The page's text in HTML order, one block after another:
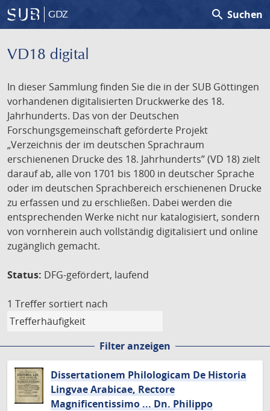
GDZ search Suchen
VD18 digital
In dieser Sammlung finden Sie die in der SUB Göttingen
vorhandenen digitalisierten Druckwerke des 18.
Jahrhunderts. Das von der Deutschen
Forschungsgemeinschaft geförderte Projekt
„Verzeichnis der im deutschen Sprachraum
erschienenen Drucke des 18. Jahrhunderts” (VD 18) zielt
darauf ab, alle von 1701 bis 1800 in deutscher Sprache
oder im deutschen Sprachbereich erschienenen Drucke
zu erfassen und zu erschließen. Dabei werden die
entsprechenden Werke nicht nur katalogisiert, sondern
von vornherein auch vollständig digitalisiert und online
zugänglich gemacht.
Status: DFG-gefördert, laufend
1 Treffer sortiert nach
Filter anzeigen
Dissertationem Philologicam De Historia
Lingvae Arabicae, Rectore
Magnificentissimo ... Dn. Philippo